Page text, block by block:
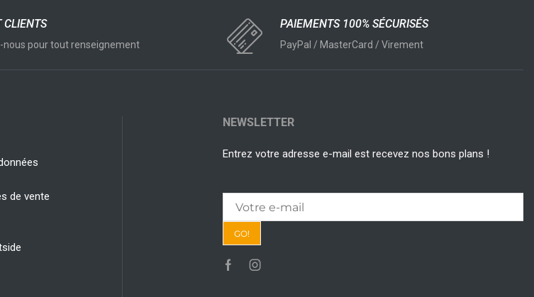
CLIENTS
nous pour tout renseignement
PAIEMENTS 100% SÉCURISÉS
PayPal / MasterCard / Virement
de vente
NEWSLETTER
Entrez votre adresse e-mail est recevez nos bons plans !